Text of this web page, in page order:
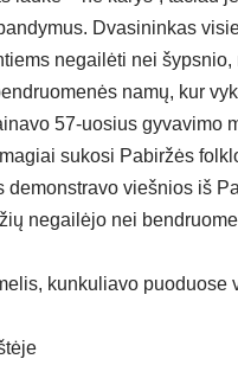
Dva­si­nin­kas
ne­gai­lė­ti nei
na­mų, kur
57-uo­sius gy­va­vi­mo
su­ko­si Pa­bir­žės
vieš­nios iš
ne­gai­lė­jo nei
kun­ku­lia­vo puo­duo­se